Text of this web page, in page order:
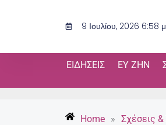
9 Ιουλίου, 2026 6:58
ΕΙΔΉΣΕΙΣ ΕΥ ΖΗΝ
Home » Σχέσεις &